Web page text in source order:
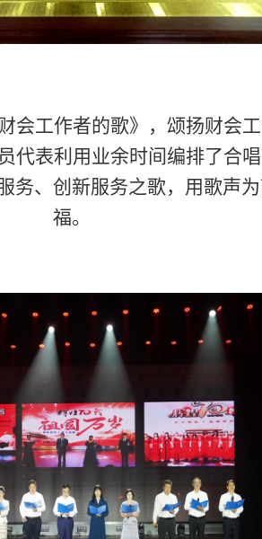
会工作者的歌》，颂扬财会
代表利用业余时间编排了合
务、创新服务之歌，用歌声
福。